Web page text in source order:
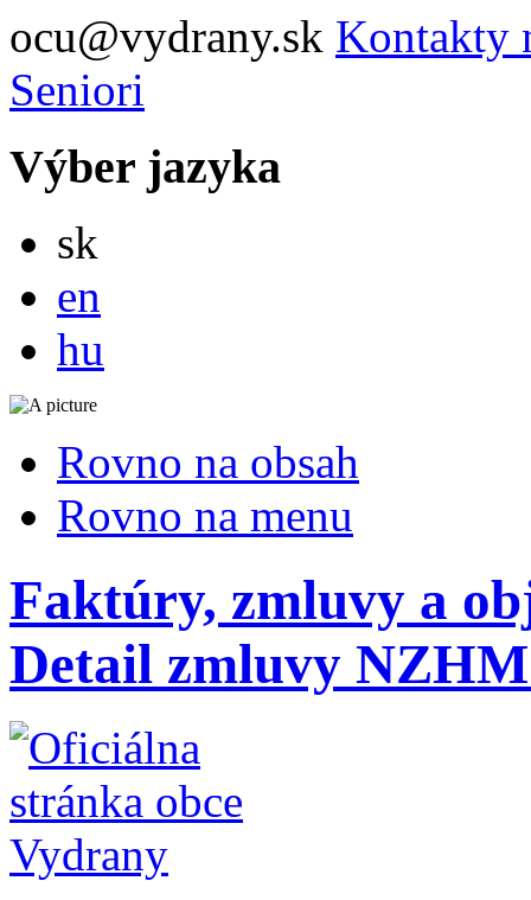
ocu@vydrany.sk Kontakty
Seniori
Výber jazyka
sk
en
hu
Rovno na obsah
Rovno na menu
Faktúry, zmluvy a
Detail zmluvy NZHM